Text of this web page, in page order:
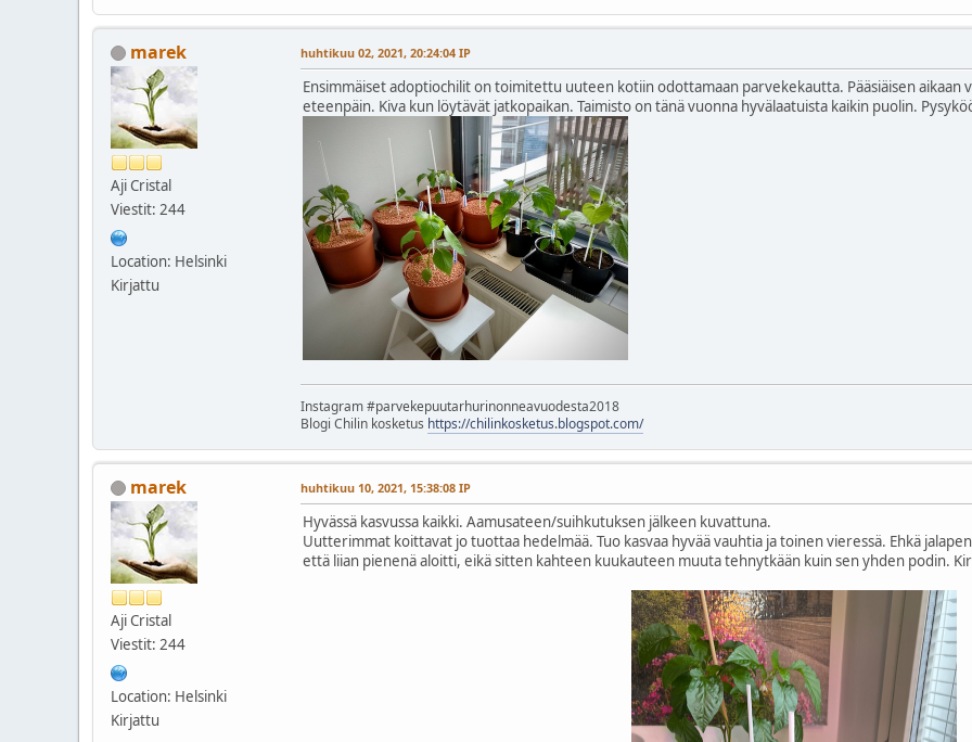
marek
Aji Cristal
Viestit: 244
Location: Helsinki
Kirjattu
huhtikuu 02, 2021, 20:24:04 IP
Ensimmäiset adoptiochilit on toimitettu uuteen kotiin odottamaan parvekekautta. Pääsiäisen aikaan
eteenpäin. Kiva kun löytävät jatkopaikan. Taimisto on tänä vuonna hyvälaatuista kaikin puolin.
Instagram #parvekepuutarhurinonneavuodesta2018
Blogi Chilin kosketus https://chilinkosketus.blogspot.com/
marek
Aji Cristal
Viestit: 244
Location: Helsinki
Kirjattu
huhtikuu 10, 2021, 15:38:08 IP
Hyvässä kasvussa kaikki. Aamusateen/suihkutuksen jälkeen kuvattuna.
Uutterimmat koittavat jo tuottaa hedelmää. Tuo kasvaa hyvää vauhtia ja toinen vieressä. Ehkä
että liian pienenä aloitti, eikä sitten kahteen kuukauteen muuta tehnytkään kuin sen yhden podin.